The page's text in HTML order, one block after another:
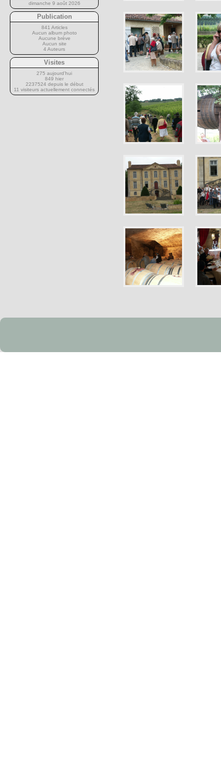
dimanche 9 août 2026
Publication
841 Articles
Aucun album photo
Aucune brève
Aucun site
4 Auteurs
Visites
275 aujourd’hui
849 hier
2237524 depuis le début
11 visiteurs actuellement connectés